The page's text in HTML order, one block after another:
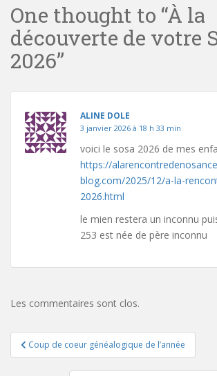
One thought to “À la
découverte de votre
2026”
ALINE DOLE
3 janvier 2026 à 18 h 33 min
voici le sosa 2026 de mes
https://
blog.com/2025/12/a-la-
2026.html
le mien restera un inconnu
253 est née de père inconnu
Les commentaires sont clos.
Navigation
de
Coup de coeur généalogique de l’année